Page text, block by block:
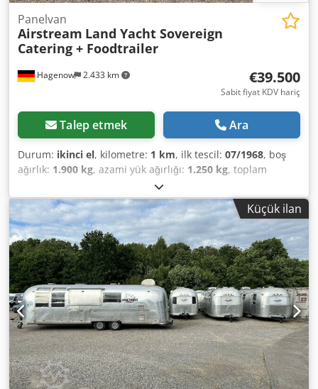
Hagenow 2.433 km
Panelvan
Airstream Land Yacht Sovereign
Catering + Foodtrailer
€39.500
Sabit fiyat KDV hariç
Talep etmek Ara
Durum: ikinci el, kilometre: 1 km, ilk tescil: 07/1968, boş
ağırlık: 1.900 kg, azami yük ağırlığı: 1.250 kg, toplam
gümüş, vites türü:
süspansiyon:diğer, toplam uzunluk:10.000 mm,
Lifting/tilting roof window, insect protection door,
roadworthy, new general inspection/emissions test
(HU/AU), vehicle length 10,000 mm, vehicle width 2,450
mm, vehicle height 2,800 mm. Airstream Land Yacht
Sovereign catering & food trailer, kitchen interior fit-out,
serving hatch, work area, sink, cabinets, shelves, hot
water, wastewater, combi-steamer, 220/400 volt
connection, industrial dishwasher, refrigerator, walk-in
cold room/freezer, walk-in cold room/freezer Thermo King
down to minus 20 degrees with deep-freeze function,
sockets throughout interior, various windows, entrance
door with fly screen, marker lights, roof hatches, fresh
Küçük ilan